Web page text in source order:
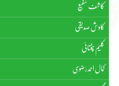
کاشف شفیع
کاوش صدیقی
کلیم چغتائی
کمال احمد رضوی